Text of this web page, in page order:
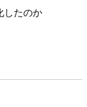
したのか